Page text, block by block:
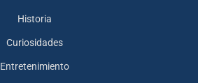
Historia
Curiosidades
Entretenimiento